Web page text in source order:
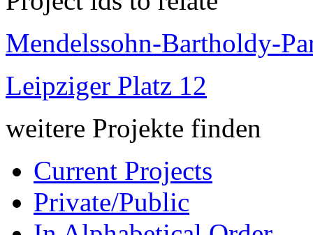
Mendelssohn-Bartholdy-
Leipziger Platz 12
weitere Projekte finden
Current Projects
Private/Public